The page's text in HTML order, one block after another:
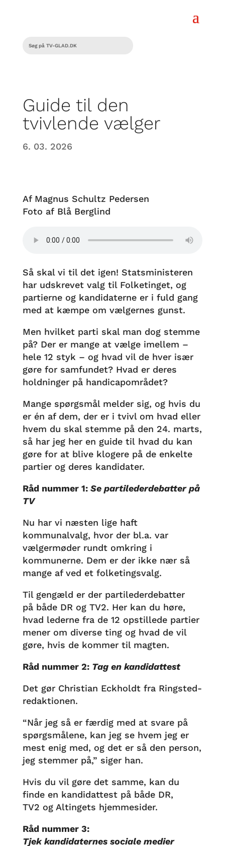
Guide til den
tvivlende vælger
6. 03. 2026
Af Magnus Schultz Pedersen
Foto af Blå Berglind
Så skal vi til det igen! Statsministeren
har udskrevet valg til Folketinget, og
partierne og kandidaterne er i fuld gang
med at kæmpe om vælgernes gunst.
Men hvilket parti skal man dog stemme
på? Der er mange at vælge imellem –
hele 12 styk – og hvad vil de hver især
gøre for samfundet? Hvad er deres
holdninger på handicapområdet?
Mange spørgsmål melder sig, og hvis du
er én af dem, der er i tvivl om hvad eller
hvem du skal stemme på den 24. marts,
så har jeg her en guide til hvad du kan
gøre for at blive klogere på de enkelte
partier og deres kandidater.
Råd nummer 1: Se partilederdebatter på
TV
Nu har vi næsten lige haft
kommunalvalg, hvor der bl.a. var
vælgermøder rundt omkring i
kommunerne. Dem er der ikke nær så
mange af ved et folketingsvalg.
Til gengæld er der partilederdebatter
på både DR og TV2. Her kan du høre,
hvad lederne fra de 12 opstillede partier
mener om diverse ting og hvad de vil
gøre, hvis de kommer til magten.
Råd nummer 2: Tag en kandidattest
Det gør Christian Eckholdt fra Ringsted-
redaktionen.
“Når jeg så er færdig med at svare på
spørgsmålene, kan jeg se hvem jeg er
mest enig med, og det er så den person,
jeg stemmer på,” siger han.
Hvis du vil gøre det samme, kan du
finde en kandidattest på både DR,
TV2 og Altingets hjemmesider.
Råd nummer 3:
Tjek kandidaternes sociale medier